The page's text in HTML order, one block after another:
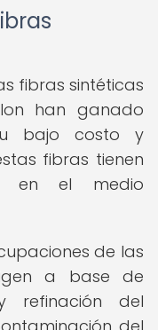
fibras sintéticas
han ganado
bajo costo y
fibras tienen
en el medio
de las
a base de
refinación del